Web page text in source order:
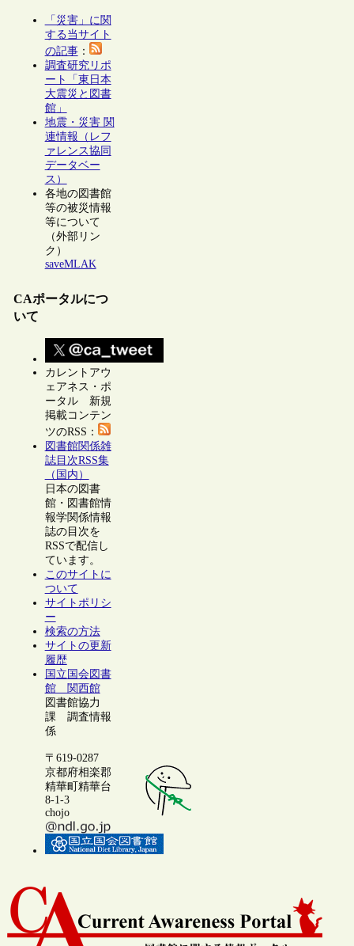
「災害」に関
する当サイト
の記事：
調査研究リポ
ート「東日本
大震災と図書
館」
地震・災害 関
連情報（レフ
ァレンス協同
データベー
ス）
各地の図書館
等の被災情報
等について
（外部リン
ク）
saveMLAK
CAポータルにつ
いて
カレントアウ
ェアネス・ポ
ータル 新規
掲載コンテン
ツのRSS：
図書館関係雑
誌目次RSS集
（国内）
日本の図書
館・図書館情
報学関係情報
誌の目次を
RSSで配信し
ています。
このサイトに
ついて
サイトポリシ
ー
検索の方法
サイトの更新
履歴
国立国会図書
館 関西館
図書館協力
課 調査情報
係
〒619-0287
京都府相楽郡
精華町精華台
8-1-3
chojo